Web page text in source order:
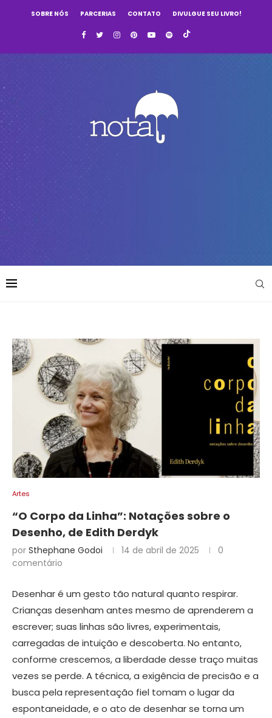
SOBRE NÓS PARCERIAS CONTATO DIVULGUE SEU LIVRO!
Artes
“O Corpo da Linha”: Notações sobre o
Desenho, de Edith Derdyk
por Sthephane Godoi 14 de abril de 2025
0
comentário
Desenhar é um gesto tão natural quanto respirar.
Crianças desenham antes mesmo de aprenderem a
escrever; suas linhas são livres, experimentais,
carregadas de intuição e descoberta. No entanto,
conforme crescemos, a liberdade desse traço muitas
vezes se perde. A técnica, a exigência de precisão e a
busca pela representação fiel tomam o lugar da
espontaneidade, e o ato de desenhar se torna um